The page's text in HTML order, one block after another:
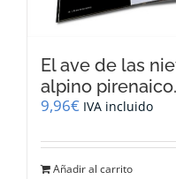
El ave de las
alpino pirenaico.
9,96€ IVA incluido
Añadir al carrito